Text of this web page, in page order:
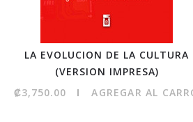
LA EVOLUCION DE LA CULTURA
(VERSION IMPRESA)
₡3,750.00
AGREGAR AL